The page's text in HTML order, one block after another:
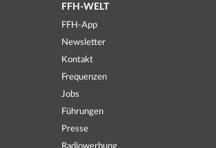
FFH-WELT
FFH-App
Newsletter
Kontakt
Frequenzen
Jobs
Führungen
Presse
Radiowerbung